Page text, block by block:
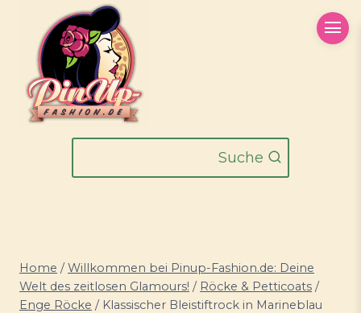
springen
Suche
Home / Willkommen bei Pinup-Fashion.de: Deine
Welt des zeitlosen Glamours! / Röcke & Petticoats /
Enge Röcke / Klassischer Bleistiftrock in Marineblau